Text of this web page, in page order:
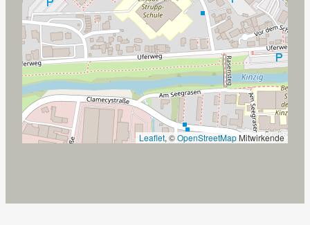
Leaflet, ©OpenStreetMapMitwirkende